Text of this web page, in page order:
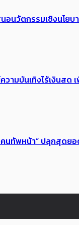
อนวัตกรรมเชิงนโ
ามบันเทิงไร้เงินส
คนทัพหน้า” ปลุกสุ